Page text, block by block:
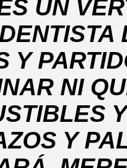
UN
Y
NI
Y